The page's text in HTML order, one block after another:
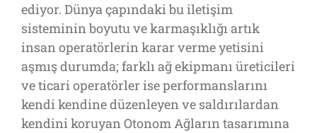
ediyor. Dünya çapındaki bu iletişim
sisteminin boyutu ve karmaşıklığı artık
insan operatörlerin karar verme yetisini
aşmış durumda; farklı ağ ekipmanı üreticileri
ve ticari operatörler ise performanslarını
kendi kendine düzenleyen ve saldırılardan
kendini koruyan Otonom Ağların tasarımına